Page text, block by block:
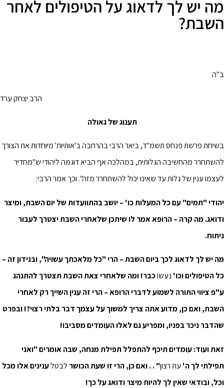
מה יש לך לדאוג על הטיפולים לאחר
השבת?
ב"ה
הרב יצחק ערד
תענוג של גאולה
בשיחת פרשת פנחס תשמ"ד, ביאר הרבי בהרחבה ב'אותיות' מיוחדות את הצורך
להשתחרר מהחשיבה הגלותית, במהלכה אף הביא דוגמה ליהודי ש"מחדיר
לעצמו ענין של גלות עד שאינו יכול להשתחרר מזה". וכך אמר הרבי:
יהודי "תמים" עם כל המעלות כו' – יושב בהתוועדות של יום השבת, ומיצר
ודואג. מה קרה – הרופא אמר לו שיתכן שלאחרי השבת יצטרך לעבור
ניתוח.
מה יש לך לדאוג לכך ביום השבת – הרי "כל מלאכתך עשויה", ובנידון זה –
כל הטיפולים וכו' נעשוכבר! ומה שלאחרי צאת השבת תצטרך להתנהג
ע"פ ציווי התורה לשמוע לדברי הרופא – הרי זה ענין השייך רק לאחרי
השבת, ואם כן, מדוע אתה צריך למשוך על עצמך דבר בלתי רצוי?! ובפרט
שהדבר ניכר בפניו, ומפריע גם לאלו העומדים מסביבו!
זאת ועוד: עומדים תיכף להתפלל תפילת מנחה, שבה אומרים "ואני
תפילתי לך ה' עת רצון" . . ואם כן, הרי זו שעת הכושר לבטלענינים אלו מכל
וכל, ובודאי שאין לך להיות מיצר ודואג על כך!